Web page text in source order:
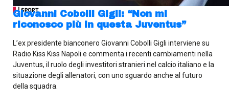
| SPORT
Giovanni Cobolli Gigli: “Non mi
riconosco più in questa Juventus”
L’ex presidente bianconero Giovanni Cobolli Gigli interviene su
Radio Kiss Kiss Napoli e commenta i recenti cambiamenti nella
Juventus, il ruolo degli investitori stranieri nel calcio italiano e la
situazione degli allenatori, con uno sguardo anche al futuro
della squadra.